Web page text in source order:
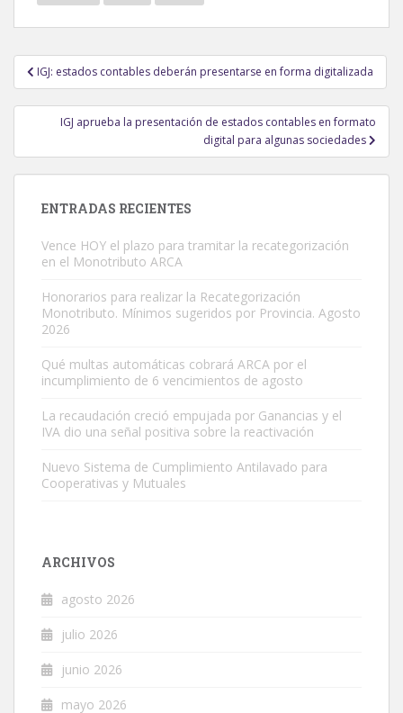
Navegación
de
entradas
IGJ: estados contables deberán presentarse en forma digitalizada
IGJ aprueba la presentación de estados contables en formato
digital para algunas sociedades
ENTRADAS RECIENTES
Vence HOY el plazo para tramitar la recategorización
en el Monotributo ARCA
Honorarios para realizar la Recategorización
Monotributo. Mínimos sugeridos por Provincia. Agosto
2026
Qué multas automáticas cobrará ARCA por el
incumplimiento de 6 vencimientos de agosto
La recaudación creció empujada por Ganancias y el
IVA dio una señal positiva sobre la reactivación
Nuevo Sistema de Cumplimiento Antilavado para
Cooperativas y Mutuales
ARCHIVOS
agosto 2026
julio 2026
junio 2026
mayo 2026